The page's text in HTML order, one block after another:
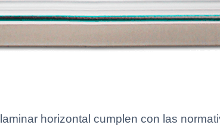
horizontal cumplen con las